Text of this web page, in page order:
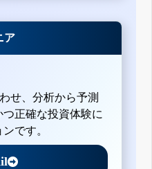
ア
せ、分析から予測
正確な投資体験に
です。